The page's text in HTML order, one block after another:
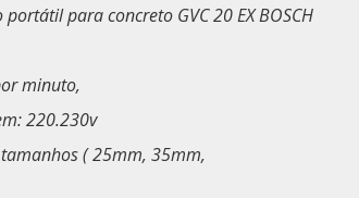
para concreto GVC 20 EX BOSCH
minuto,
220.230v
( 25mm, 35mm,